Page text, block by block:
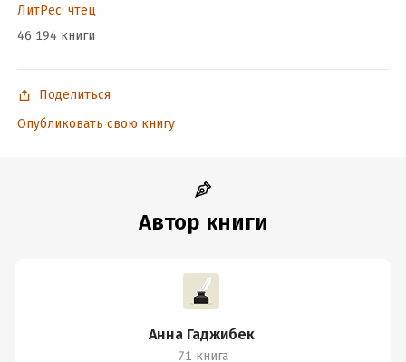
ЛитРес: чтец
46 194 книги
Поделиться
Опубликовать свою книгу
Автор книги
Анна Гаджибек
71 книга